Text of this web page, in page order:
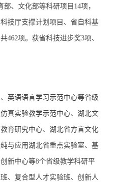
、文化部等科研项目14项，
技厅支撑计划项目、省自科基
462项。获省科技进步奖3项、
英语语言学习示范中心等省级
真实验教学示范中心、湖北文
育研究中心、湖北省方言文化
与应用湖北省重点实验室、基
新中心等8个省级教学科研平
、复合型人才实验班、创新人